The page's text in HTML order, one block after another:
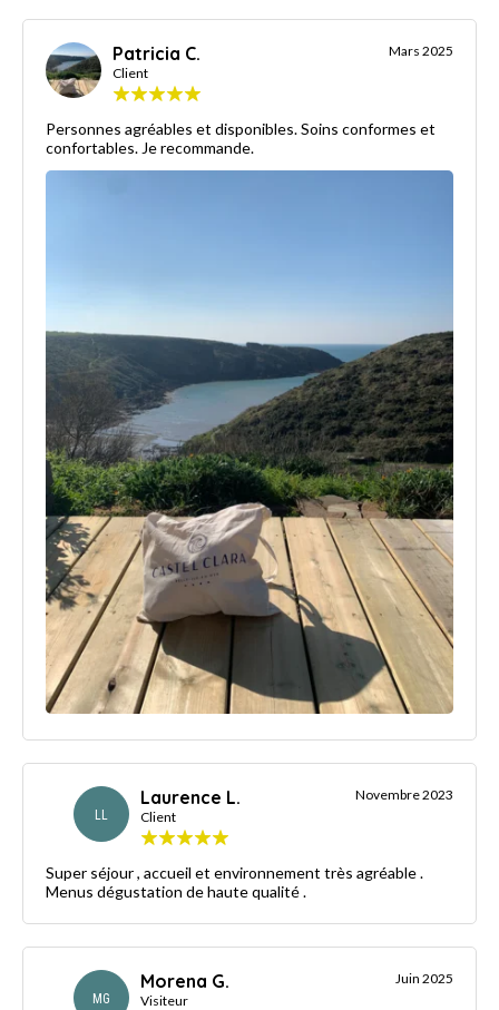
Patricia C.
Client
Mars 2025
Personnes agréables et disponibles. Soins conformes et
confortables. Je recommande.
LL
Laurence L.
Client
Novembre 2023
Super séjour , accueil et environnement très agréable .
Menus dégustation de haute qualité .
MG
Morena G.
Visiteur
Juin 2025